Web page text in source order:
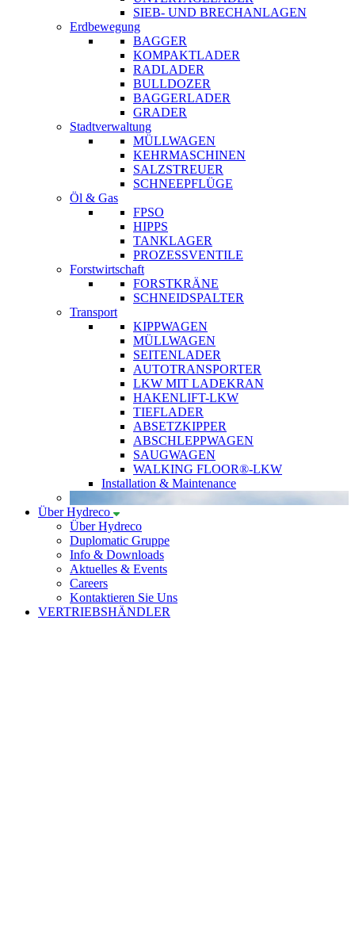
SIEB- UND BRECHANLAGEN
Erdbewegung
BAGGER
KOMPAKTLADER
RADLADER
BULLDOZER
BAGGERLADER
GRADER
Stadtverwaltung
MÜLLWAGEN
KEHRMASCHINEN
SALZSTREUER
SCHNEEPFLÜGE
Öl & Gas
FPSO
HIPPS
TANKLAGER
PROZESSVENTILE
Forstwirtschaft
FORSTKRÄNE
SCHNEIDSPALTER
Transport
KIPPWAGEN
MÜLLWAGEN
SEITENLADER
AUTOTRANSPORTER
LKW MIT LADEKRAN
HAKENLIFT-LKW
TIEFLADER
ABSETZKIPPER
ABSCHLEPPWAGEN
SAUGWAGEN
WALKING FLOOR®-LKW
Installation & Maintenance
Über Hydreco
Über Hydreco
Duplomatic Gruppe
Info & Downloads
Aktuelles & Events
Careers
Kontaktieren Sie Uns
VERTRIEBSHÄNDLER